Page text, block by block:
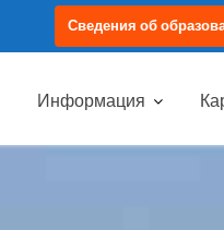
Сведения об
Информация